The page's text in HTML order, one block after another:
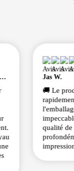
Jas W.
🚚 Le produit
rapidement et
l'emballage était
impeccable.
qualité de
profondément
impressionné !